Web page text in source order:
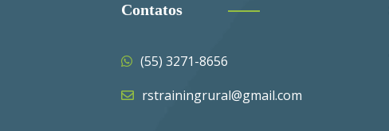
Contatos
(55) 3271-8656
rstrainingrural@gmail.com